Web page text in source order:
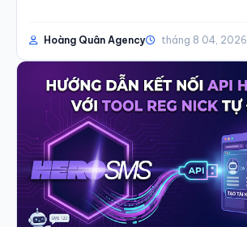
là phương pháp tối ưu ch...
Hoàng Quân Agency tháng 8 04, 2026